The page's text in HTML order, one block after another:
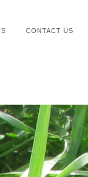
CONTACT US